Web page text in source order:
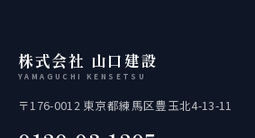
株式会社 山口建設
YAMAGUCHI KENSETSU
〒176-0012 東京都練馬区豊玉北4-13-11